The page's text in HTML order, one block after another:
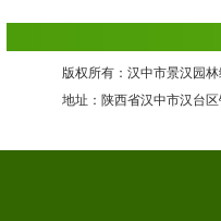
版权所有：汉中市景汉园
地址：陕西省汉中市汉台区